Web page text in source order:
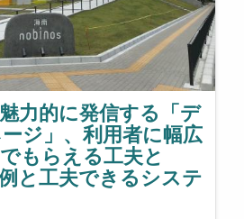
力的に発信する「デ
ジ」、利用者に幅広
もらえる工夫と
と工夫できるシステ